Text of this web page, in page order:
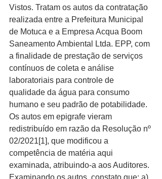
Vistos. Tratam os autos da contratação
realizada entre a Prefeitura Municipal
de Motuca e a Empresa Acqua Boom
Saneamento Ambiental Ltda. EPP, com
a finalidade de prestação de serviços
contínuos de coleta e análise
laboratoriais para controle de
qualidade da água para consumo
humano e seu padrão de potabilidade.
Os autos em epigrafe vieram
redistribuído em razão da Resolução nº
02/2021[1], que modificou a
competência de matéria aqui
examinada, atribuindo-a aos Auditores.
Examinando os autos, constato que: a)